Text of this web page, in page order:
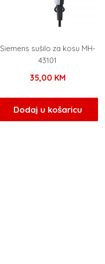
Siemens sušilo za kosu MH-
43101
35,00 KM
Dodaj u košaricu